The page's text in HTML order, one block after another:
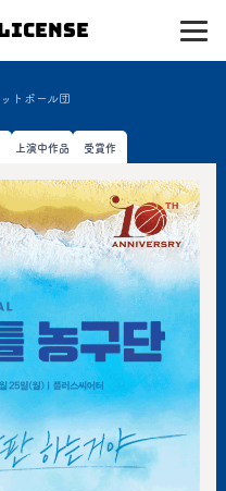
トボール団
上演中作品 受賞作